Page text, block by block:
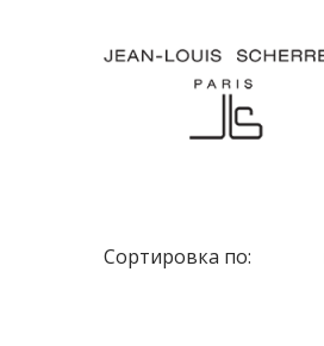
Сортировка по: